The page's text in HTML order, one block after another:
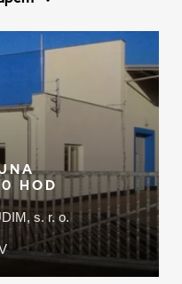
HOD
s. r. o.